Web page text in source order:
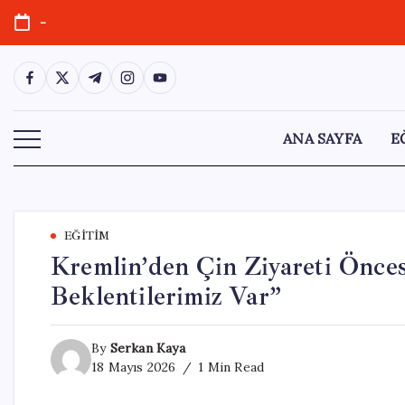
Skip
content
-
https://www.facebook.com/
https://twitter.com/
https://t.me/
https://www.instagram.com/
https://youtube.com/
ANA SAYFA
EĞITIM
Kremlin’den Çin Ziyareti
Beklentilerimiz Var”
By Serkan Kaya
18 Mayıs 2026
1 Min Read